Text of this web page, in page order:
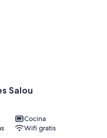
frigoríficos
Salou
Cocina
Wifi gratis